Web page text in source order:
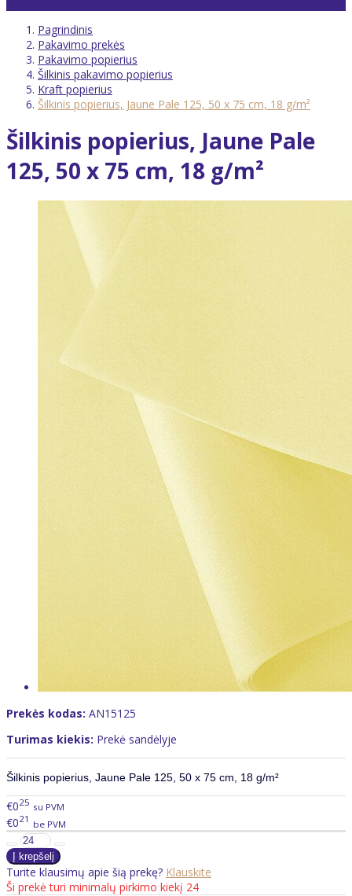
Pagrindinis
Pakavimo prekės
Pakavimo popierius
Šilkinis pakavimo popierius
Kraft popierius
Šilkinis popierius, Jaune Pale 125, 50 x 75 cm, 18 g/m²
Šilkinis popierius, Jaune Pale
125, 50 x 75 cm, 18 g/m²
Prekės kodas: AN15125
Turimas kiekis: Prekė sandėlyje
Šilkinis popierius, Jaune Pale 125, 50 x 75 cm, 18 g/m²
€025 su PVM
€021 be PVM
Turite klausimų apie šią prekę? Klauskite
Ši prekė turi minimalų pirkimo kiekį 24